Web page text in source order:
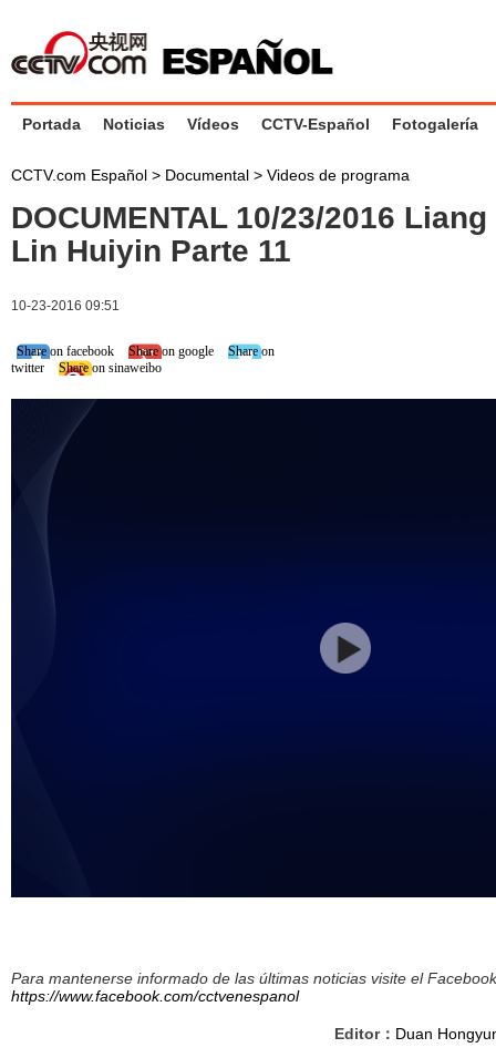
Portada Noticias Vídeos CCTV-Español Fotogalería
CCTV.com Español > Documental > Videos de programa
DOCUMENTAL 10/23/2016
Lin Huiyin Parte 11
10-23-2016 09:51
Share on facebook Share on google
Share on
twitter
Share on sinaweibo
Para mantenerse informado de las últimas noticias visite el
https://www.facebook.com/cctvenespanol
Editor： Duan